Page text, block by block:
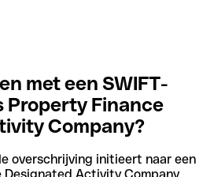
met een SWIFT-
Property Finance
Company?
overschrijving initieert naar een